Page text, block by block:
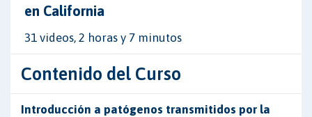
en California
31 videos, 2 horas y 7 minutos
Contenido del Curso
Introducción a patógenos transmitidos por la